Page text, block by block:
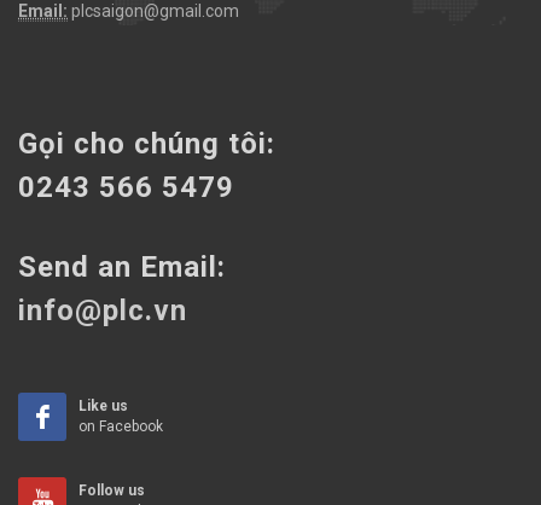
Email: plcsaigon@gmail.com
Gọi cho chúng tôi:
0243 566 5479
Send an Email:
info@plc.vn
Like us
on Facebook
Follow us